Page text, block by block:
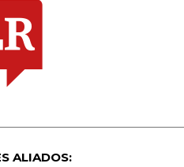
ALIADOS: